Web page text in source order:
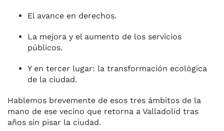
El avance en derechos.
La mejora y el aumento de los servicios
públicos.
Y en tercer lugar: la transformación ecológica
de la ciudad.
Hablemos brevemente de esos tres ámbitos de la
mano de ese vecino que retorna a Valladolid tras
años sin pisar la ciudad.